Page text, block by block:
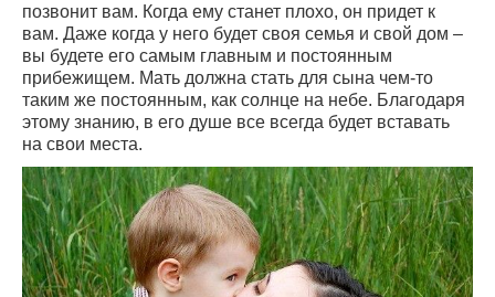
позвонит вам. Когда ему станет плохо, он придет к
вам. Даже когда у него будет своя семья и свой дом –
вы будете его самым главным и постоянным
прибежищем. Мать должна стать для сына чем-то
таким же постоянным, как солнце на небе. Благодаря
этому знанию, в его душе все всегда будет вставать
на свои места.